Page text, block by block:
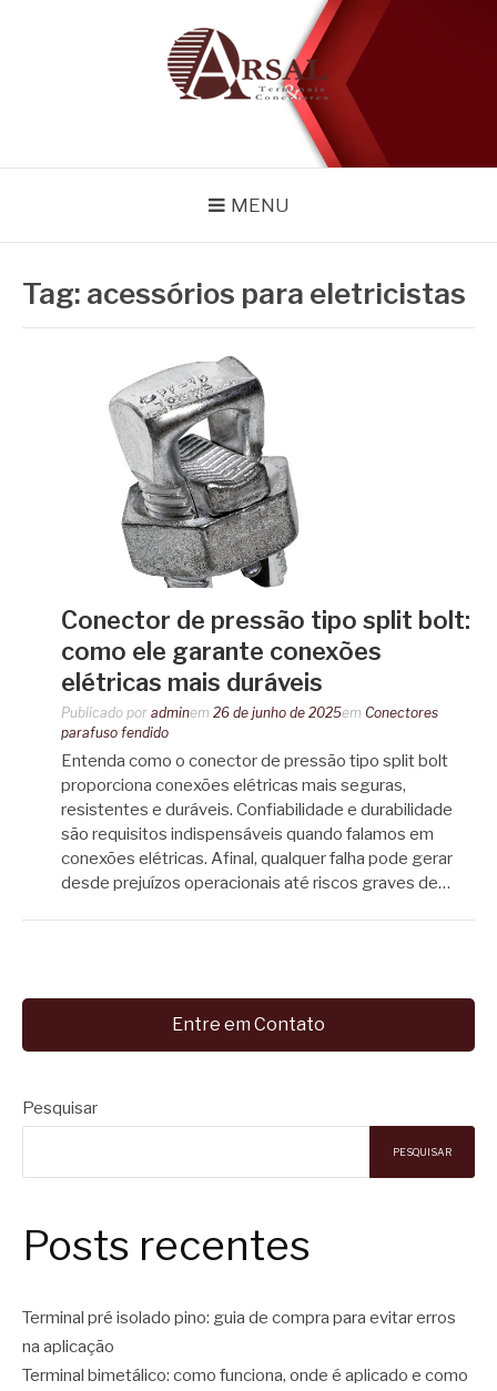
Especialistas em conectores e acessórios
MENU
Tag: acessórios para eletricistas
Conector de pressão tipo split bolt:
como ele garante conexões
elétricas mais duráveis
Publicado por adminem 26 de junho de 2025em Conectores
parafuso fendido
Entenda como o conector de pressão tipo split bolt
proporciona conexões elétricas mais seguras,
resistentes e duráveis. Confiabilidade e durabilidade
são requisitos indispensáveis quando falamos em
conexões elétricas. Afinal, qualquer falha pode gerar
desde prejuízos operacionais até riscos graves de…
Entre em Contato
Pesquisar
PESQUISAR
Posts recentes
Terminal pré isolado pino: guia de compra para evitar erros
na aplicação
Terminal bimetálico: como funciona, onde é aplicado e como